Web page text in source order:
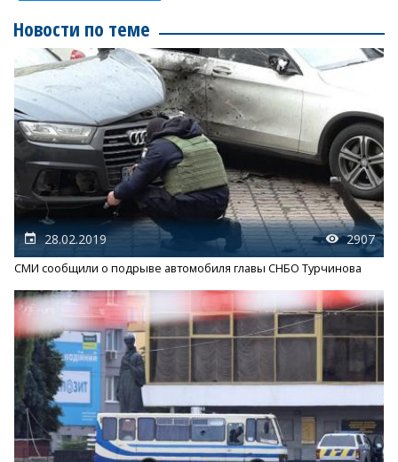
Новости по теме
28.02.2019 2907
СМИ сообщили о подрыве автомобиля главы СНБО Турчинова